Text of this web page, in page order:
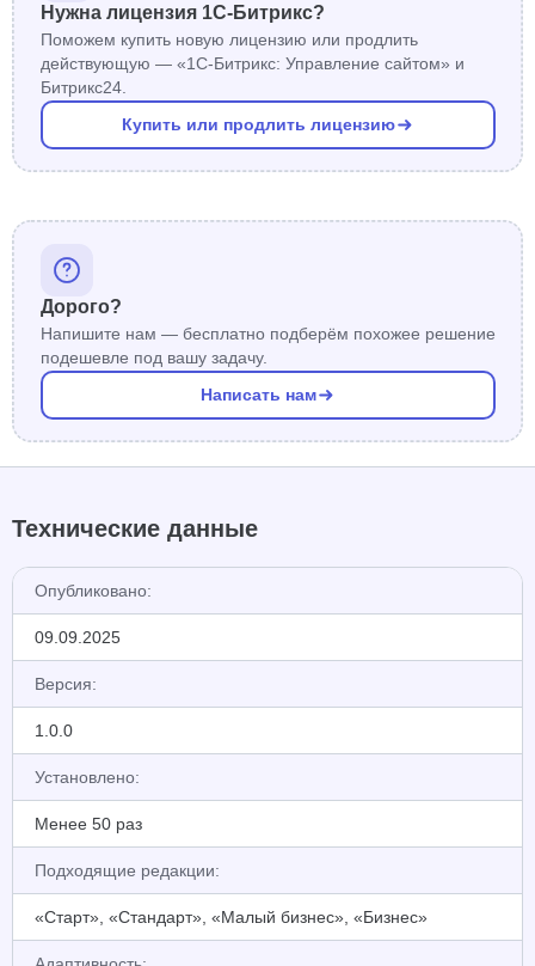
Нужна лицензия 1С-Битрикс?
Поможем купить новую лицензию или продлить
действующую — «1С-Битрикс: Управление сайтом» и
Битрикс24.
Купить или продлить лицензию
Дорого?
Напишите нам — бесплатно подберём похожее решение
подешевле под вашу задачу.
Написать нам
Технические данные
Опубликовано:
09.09.2025
Версия:
1.0.0
Установлено:
Менее 50 раз
Подходящие редакции:
«Старт», «Стандарт», «Малый бизнес», «Бизнес»